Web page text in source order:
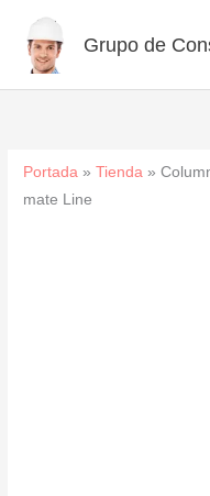
contenido
Grupo de
Portada »Tienda »
mate Line
Line
cantidad